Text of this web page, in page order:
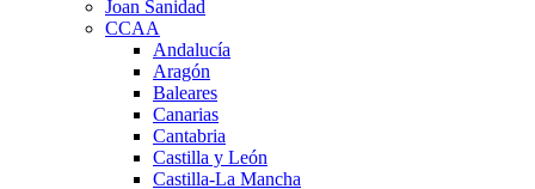
Joan Sanidad
CCAA
Andalucía
Aragón
Baleares
Canarias
Cantabria
Castilla y León
Castilla-La Mancha